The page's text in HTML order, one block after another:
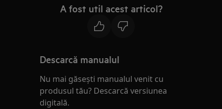
A fost util acest articol?
Descarcă manualul
Nu mai găsești manualul venit cu
produsul tău? Descarcă versiunea
digitală.